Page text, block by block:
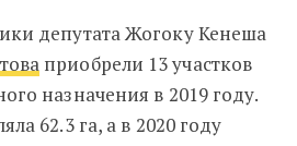
депутата Жогоку Кенеша
приобрели 13 участков
назначения в 2019 году.
62.3 га, а в 2020 году